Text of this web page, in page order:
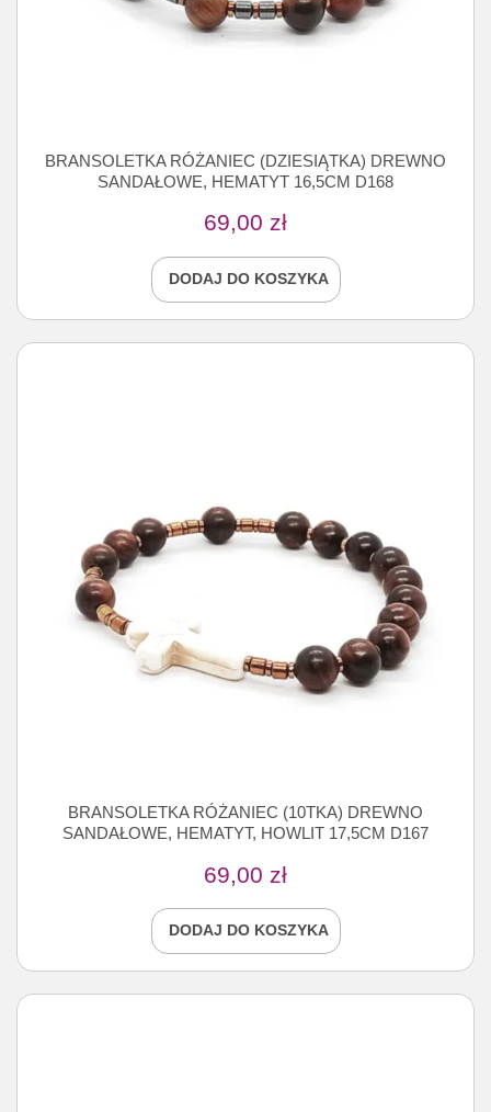
BRANSOLETKA RÓŻANIEC (DZIESIĄTKA) DREWNO
SANDAŁOWE, HEMATYT 16,5CM D168
69,00 zł
DODAJ DO KOSZYKA
BRANSOLETKA RÓŻANIEC (10TKA) DREWNO
SANDAŁOWE, HEMATYT, HOWLIT 17,5CM D167
69,00 zł
DODAJ DO KOSZYKA